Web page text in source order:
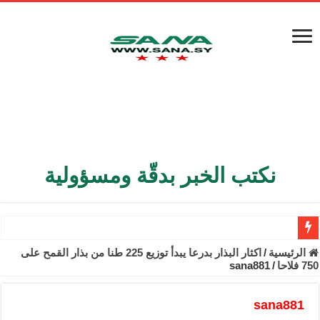
نكتب الخبر بدقّة ومسؤولية
الأمن الداخلي يعثر على مقبرة جماعية في ريف اللاذقية تضم 9 جثامين
برنية: مرسوم بإعفاء مستهلكي الكهرباء المنزلية والتجارية والصناعية
الرئيسية /
اكثار البذار بدرعا يبدأ توزيع 225 طنا من بذار القمح على
750 فلاحا
/
sana881
sana881